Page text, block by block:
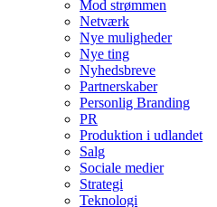
Mod strømmen
Netværk
Nye muligheder
Nye ting
Nyhedsbreve
Partnerskaber
Personlig Branding
PR
Produktion i udlandet
Salg
Sociale medier
Strategi
Teknologi